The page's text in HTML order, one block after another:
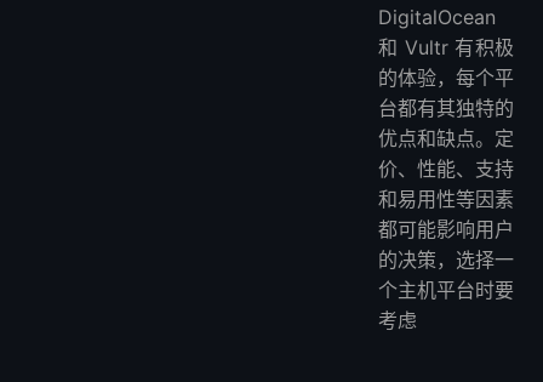
DigitalOcean
和 Vultr 有积极
的体验，每个平
台都有其独特的
优点和缺点。定
价、性能、支持
和易用性等因素
都可能影响用户
的决策，选择一
个主机平台时要
考虑